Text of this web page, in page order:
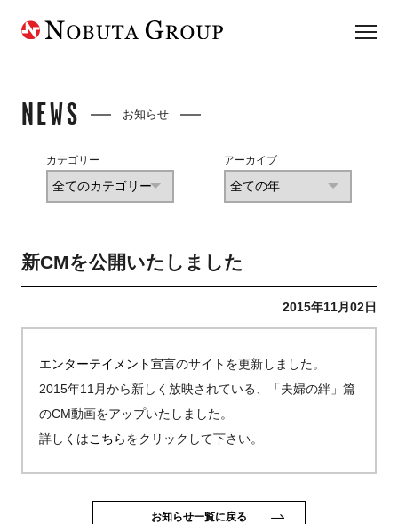
NEWS お知らせ
カテゴリー アーカイブ
新CMを公開いたしました
2015年11月02日
エンターテイメント宣言のサイトを更新しました。
2015年11月から新しく放映されている、「夫婦の絆」篇
のCM動画をアップいたしました。
詳しくはこちらをクリックして下さい。
お知らせ一覧に戻る